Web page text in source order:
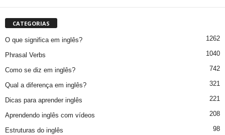
CATEGORIAS
O que significa em inglês? 1262
Phrasal Verbs 1040
Como se diz em inglês? 742
Qual a diferença em inglês? 321
Dicas para aprender inglês 221
Aprendendo inglês com vídeos 208
Estruturas do inglês 98